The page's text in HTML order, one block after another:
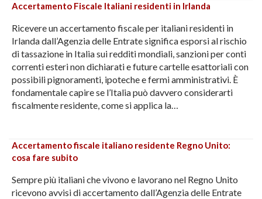
Accertamento Fiscale Italiani residenti in Irlanda
Ricevere un accertamento fiscale per italiani residenti in
Irlanda dall’Agenzia delle Entrate significa esporsi al rischio
di tassazione in Italia sui redditi mondiali, sanzioni per conti
correnti esteri non dichiarati e future cartelle esattoriali con
possibili pignoramenti, ipoteche e fermi amministrativi. È
fondamentale capire se l’Italia può davvero considerarti
fiscalmente residente, come si applica la…
Accertamento fiscale italiano residente Regno Unito:
cosa fare subito
Sempre più italiani che vivono e lavorano nel Regno Unito
ricevono avvisi di accertamento dall’Agenzia delle Entrate